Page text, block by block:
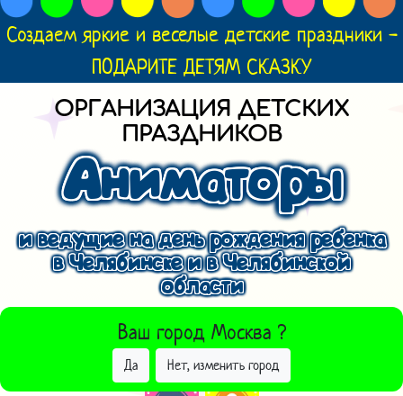
Создаем яркие и веселые детские праздники -
ПОДАРИТЕ ДЕТЯМ СКАЗКУ
ОРГАНИЗАЦИЯ ДЕТСКИХ
ПРАЗДНИКОВ
Аниматоры
и ведущие на день рождения ребенка
в Челябинске и в Челябинской
области
Ваш город Москва ?
Да Нет, изменить город
ВЫБРАТЬ ДРУГОЙ ГОРОД